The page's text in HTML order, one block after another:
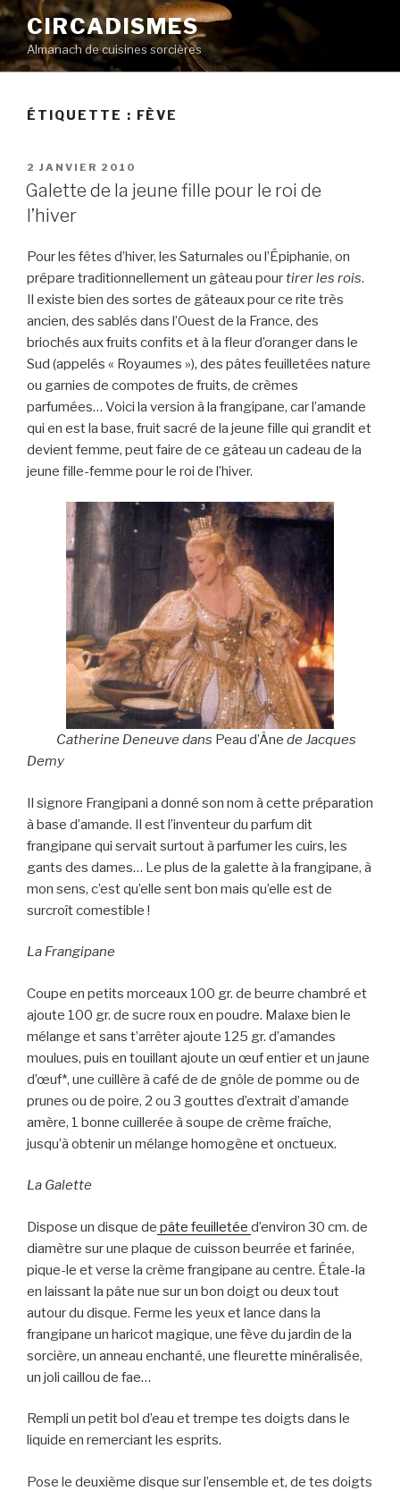
Aller
au
contenu
principal
CIRCADISMES
Almanach de cuisines sorcières
ÉTIQUETTE : FÈVE
PUBLIÉ
LE
2 JANVIER 2010
Galette de la jeune fille pour le roi de
l’hiver
Pour les fêtes d’hiver, les Saturnales ou l’Épiphanie, on
prépare traditionnellement un gâteau pourtirer les rois.
Il existe bien des sortes de gâteaux pour ce rite très
ancien, des sablés dans l’Ouest de la France, des
briochés aux fruits confits et à la fleur d’oranger dans le
Sud (appelés « Royaumes »), des pâtes feuilletées nature
ou garnies de compotes de fruits, de crèmes
parfumées… Voici la version à la frangipane, car l’amande
qui en est la base, fruit sacré de la jeune fille qui grandit et
devient femme, peut faire de ce gâteau un cadeau de la
jeune fille-femme pour le roi de l’hiver.
Catherine Deneuve dans Peau d’Âne de Jacques
Demy
Il signore Frangipani a donné son nom à cette préparation
à base d’amande. Il est l’inventeur du parfum dit
frangipane qui servait surtout à parfumer les cuirs, les
gants des dames… Le plus de la galette à la frangipane, à
mon sens, c’est qu’elle sent bon mais qu’elle est de
surcroît comestible !
La Frangipane
Coupe en petits morceaux 100 gr. de beurre chambré et
ajoute 100 gr. de sucre roux en poudre. Malaxe bien le
mélange et sans t’arrêter ajoute 125 gr. d’amandes
moulues, puis en touillant ajoute un œuf entier et un jaune
d’œuf*, une cuillère à café de de gnôle de pomme ou de
prunes ou de poire, 2 ou 3 gouttes d’extrait d’amande
amère, 1 bonne cuillerée à soupe de crème fraîche,
jusqu’à obtenir un mélange homogène et onctueux.
La Galette
Dispose un disque de pâte feuilletée d’environ 30 cm. de
diamètre sur une plaque de cuisson beurrée et farinée,
pique-le et verse la crème frangipane au centre. Étale-la
en laissant la pâte nue sur un bon doigt ou deux tout
autour du disque. Ferme les yeux et lance dans la
frangipane un haricot magique, une fève du jardin de la
sorcière, un anneau enchanté, une fleurette minéralisée,
un joli caillou de fae…
Rempli un petit bol d’eau et trempe tes doigts dans le
liquide en remerciant les esprits.
Pose le deuxième disque sur l’ensemble et, de tes doigts